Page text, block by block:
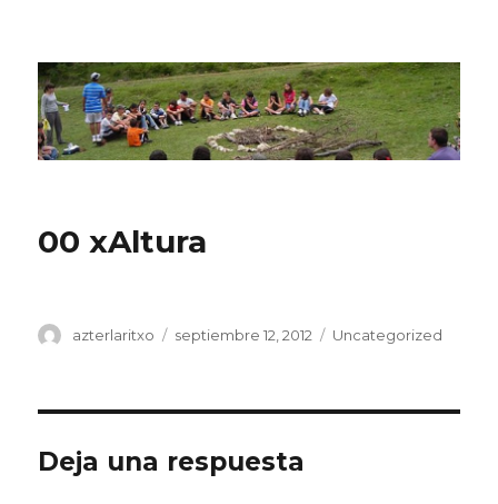
CPN Azterlariak
00 xAltura
Autor
azterlaritxo
Publicado
septiembre 12, 2012 Categorías
Uncategorized
Deja una respuesta